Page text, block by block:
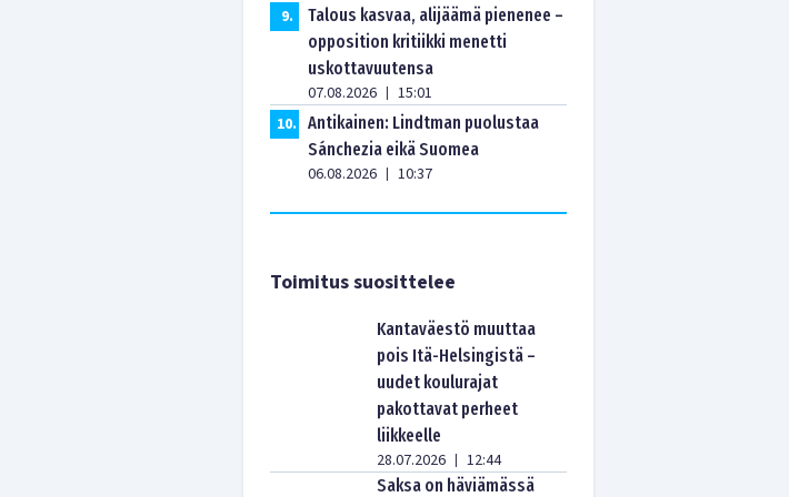
9.
Talous kasvaa, alijäämä pienenee –
opposition kritiikki menetti
uskottavuutensa
07.08.2026 | 15:01
10. Antikainen: Lindtman puolustaa
Sánchezia eikä Suomea
06.08.2026 | 10:37
Toimitus suosittelee
Kantaväestö muuttaa
pois Itä-Helsingistä –
uudet koulurajat
pakottavat perheet
liikkeelle
28.07.2026 | 12:44
Saksa on häviämässä